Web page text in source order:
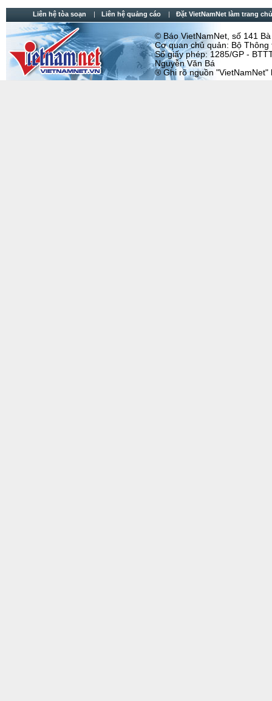
Liên hệ tòa soạn Liên hệ quảng cáo Đặt VietNamNet làm trang chủ
© Báo VietNamNet, số 141
Cơ quan chủ quản: Bộ Thông
Số giấy phép: 1285/GP -
Nguyễn Văn Bá
® Ghi rõ nguồn "VietNamNet"